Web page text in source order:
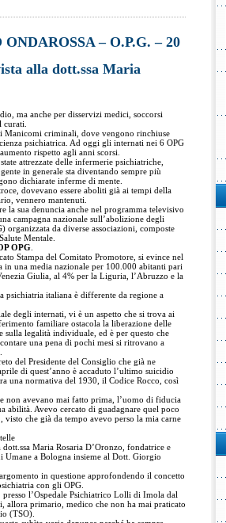
– O.P.G. – 20
alla dott.ssa Maria
ma anche per disservizi medici, soccorsi
i Manicomi criminali, dove vengono rinchiuse
psichiatrica. Ad oggi gli internati nei 6 OPG
rispetto agli anni scorsi.
attrezzate delle infermerie psichiatriche,
in generale sta diventando sempre più
dichiarate inferme di mente.
dovevano essere aboliti già ai tempi della
vennero mantenuti.
la sua denuncia anche nel programma televisivo
campagna nazionale sull’abolizione degli
organizzata da diverse associazioni, composte
Mentale.
OPG
Stampa del Comitato Promotore, si evince nel
una media nazionale per 100.000 abitanti pari
Giulia, al 4% per la Liguria, l’Abruzzo e la
psichiatria italiana è differente da regione a
degli internati, vi è un aspetto che si trova ai
familiare ostacola la liberazione delle
sulla legalità individuale, ed è per questo che
una pena di pochi mesi si ritrovano a
del Presidente del Consiglio che già ne
di quest’anno è accaduto l’ultimo suicidio
una normativa del 1930, il Codice Rocco, così
non avevano mai fatto prima, l’uomo di fiducia
abilità. Avevo cercato di guadagnare quel poco
che già da tempo avevo perso la mia carne
Maria Rosaria D’Oronzo, fondatrice e
Umane a Bologna insieme al Dott. Giorgio
in questione approfondendo il concetto
con gli OPG.
l’Ospedale Psichiatrico Lolli di Imola dal
allora primario, medico che non ha mai praticato
(TSO).